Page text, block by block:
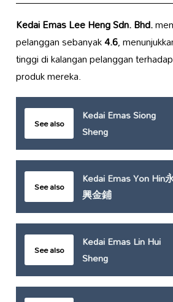
Kedai Emas Lee Heng Sdn. Bhd.
pelanggan sebanyak4.6,
tinggi di kalangan pelanggan
produk mereka.
See also
Kedai Emas Siong
Sheng
See also
Kedai Emas Yon Hin
興金鋪
See also
Kedai Emas Lin Hui
Sheng